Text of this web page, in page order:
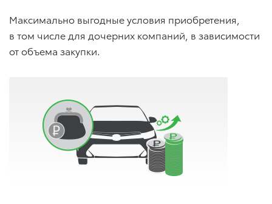
Максимально выгодные условия приобретения,
в том числе для дочерних компаний, в зависимости
от объема закупки.